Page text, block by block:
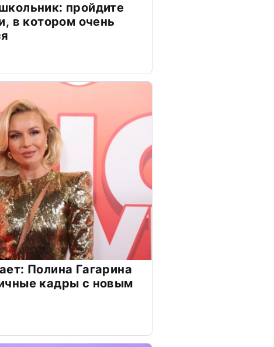
пройдите
в котором очень
Полина Гагарина
кадры с новым